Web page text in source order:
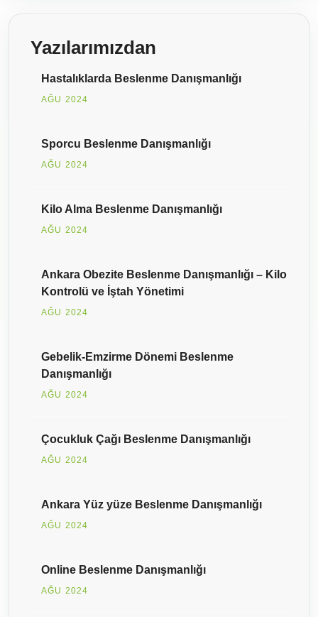
Yazılarımızdan
Hastalıklarda Beslenme Danışmanlığı
AĞU 2024
Sporcu Beslenme Danışmanlığı
AĞU 2024
Kilo Alma Beslenme Danışmanlığı
AĞU 2024
Ankara Obezite Beslenme Danışmanlığı – Kilo
Kontrolü ve İştah Yönetimi
AĞU 2024
Gebelik-Emzirme Dönemi Beslenme
Danışmanlığı
AĞU 2024
Çocukluk Çağı Beslenme Danışmanlığı
AĞU 2024
Ankara Yüz yüze Beslenme Danışmanlığı
AĞU 2024
Online Beslenme Danışmanlığı
AĞU 2024